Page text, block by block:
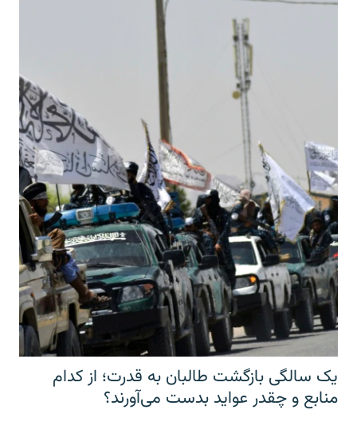
یک سالگی بازگشت طالبان به قدرت؛ از کدام
منابع و چقدر عواید بدست می‌آورند؟